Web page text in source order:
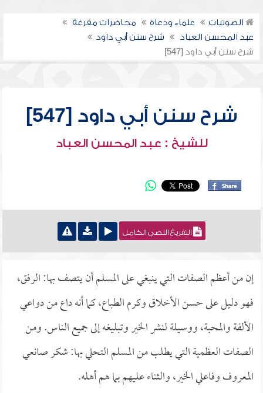
الصوتيات علماء ودعاة
محاضرات مفرغة
عبد المحسن العباد
شرح سنن أبي داود
شرح سنن أبي داود [547]
شرح سنن أبي داود [547]
للشيخ : عبد المحسن العباد
التفريغ النصي الكامل
إن من أعظم الصفات التي ينبغي على المسلم أن يتصف بها: الرفق،
فهو دليل على حسن الأخلاق وكرم الطباع، كما أنه داع من دواعي
الألفة والمحبة، ووسيلة لنشر الخير وتبليغه إلى جميع الناس. ومن
الصفات العظمية التي يطلب من المسلم التحلي بها: شكر صانعي
المعروف وفاعلي الخير، والثناء عليهم بما هم أهله.